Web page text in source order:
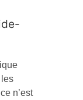
les
n’est